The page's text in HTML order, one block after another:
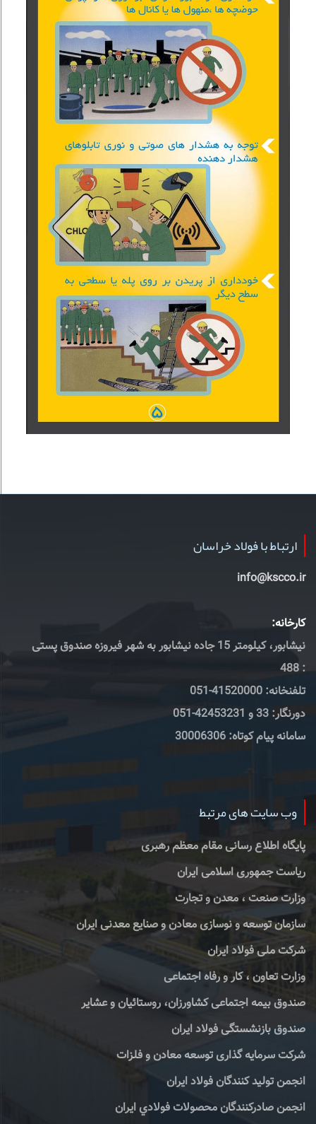
ارتباط با فولاد خراسان
info@kscco.ir
کارخانه:
نیشابور، کیلومتر 15 جاده نیشابور به شهر فیروزه صندوق پستی
: 488
تلفنخانه: 41520000-051
دورنگار: 33 و 42453231-051
سامانه پیام کوتاه: 30006306
وب سایت های مرتبط
پایگاه اطلاع رسانی مقام معظم رهبری
ریاست جمهوری اسلامی ایران
وزارت صنعت ، معدن و تجارت
سازمان توسعه و نوسازی معادن و صنایع معدنی ایران
شرکت ملی فولاد ایران
وزارت تعاون ، کار و رفاه اجتماعی
صندوق بیمه اجتماعی کشاورزان، روستائیان و عشایر
صندوق بازنشستگی فولاد ایران
شرکت سرمایه گذاری توسعه معادن و فلزات
انجمن تولید کنندگان فولاد ایران
انجمن صادركنندگان محصولات فولادي ايران